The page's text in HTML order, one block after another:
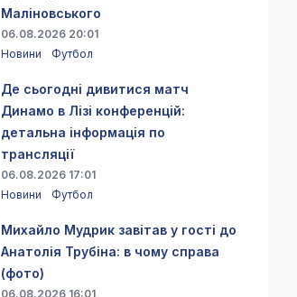
Маліновського
06.08.2026 20:01
Новини
Футбол
Де сьогодні дивитися матч
Динамо в Лізі конференцій:
детальна інформація по
трансляції
06.08.2026 17:01
Новини
Футбол
Михайло Мудрик завітав у гості до
Анатолія Трубіна: в чому справа
(фото)
06.08.2026 16:01